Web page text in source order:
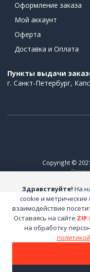
Оформление заказа
Мой аккаунт
Оферта
Доставка и Оплата
Пункты выдачи
г. Санкт-Петербург,
Copyright ©
Здравствуйте! На
cookie и
взаимодействие
Оставаясь на сайте
на обработку